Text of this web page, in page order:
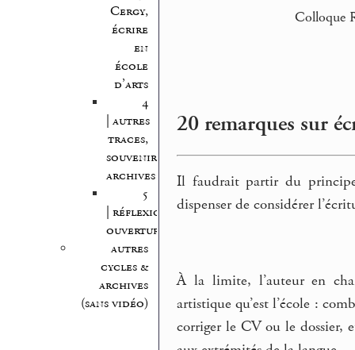
Cergy,
écrire
en
école
d’arts
4
| autres
traces,
souvenirs,
archives
5
| réflexion,
ouvertures
autres
cycles &
archives
(sans vidéo)
Colloque
20 remarques sur
Il faudrait partir du
dispenser de considérer
À la limite, l’auteur en
artistique qu’est l’école :
corriger le CV ou le dossier,